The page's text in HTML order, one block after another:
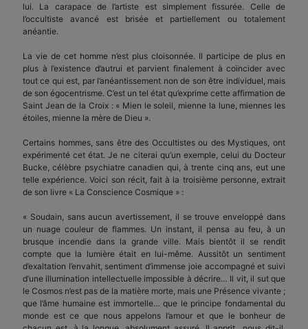
lui. La carapace de l’artiste est simplement fissurée. Celle de
l’occultiste avancé est brisée et partiellement ou totalement
anéantie.
La vie de cet homme n’est plus cloisonnée. Il participe de plus en
plus à l’existence d’autrui et parvient finalement à coïncider avec
tout ce qui est, par l’anéantissement non de son être individuel, mais
de son égocentrisme. C’est un tel état qu’exprime cette affirmation de
Saint Jean de la Croix : « Mien le soleil, mienne la lune, miennes les
étoiles, mienne la mère de Dieu ».
Certains hommes, sans être des Occultistes ou des Mystiques, ont
expérimenté cet état. Je ne citerai qu’un exemple, celui du Docteur
Bucke, célèbre psychiatre canadien qui, à trente cinq ans, eut une
telle expérience. Voici son récit, fait à la troisième personne, extrait
de son livre « La Conscience Cosmique » :
« Soudain, sans aucun avertissement, il se trouve enveloppé dans
un nuage couleur de flammes. Un instant, il pensa au feu, à un
brusque incendie dans la grande ville. Mais bientôt il se rendit
compte que la lumière était en lui-même. Aussitôt un sentiment
d’exaltation l’envahit, sentiment d’immense joie accompagné et suivi
d’une illumination intellectuelle impossible à décrire… Il vit, il sut que
le Cosmos n’est pas de la matière morte, mais une Présence vivante ;
que l’âme humaine est immortelle… que le principe fondamental du
monde est ce que nous appelons l’amour et que le bonheur de